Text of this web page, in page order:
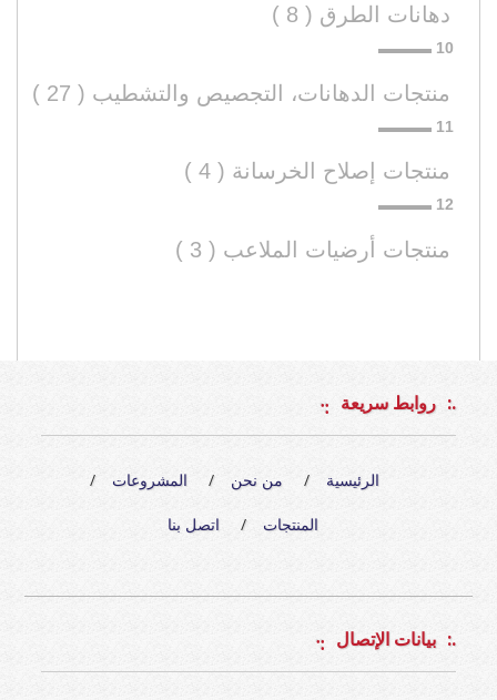
دهانات الطرق ( 8 )
منتجات الدهانات، التجصيص والتشطيب ( 27 )
منتجات إصلاح الخرسانة ( 4 )
منتجات أرضيات الملاعب ( 3 )
روابط سريعة
الرئيسية من نحن المشروعات
المنتجات اتصل بنا
بيانات الإتصال